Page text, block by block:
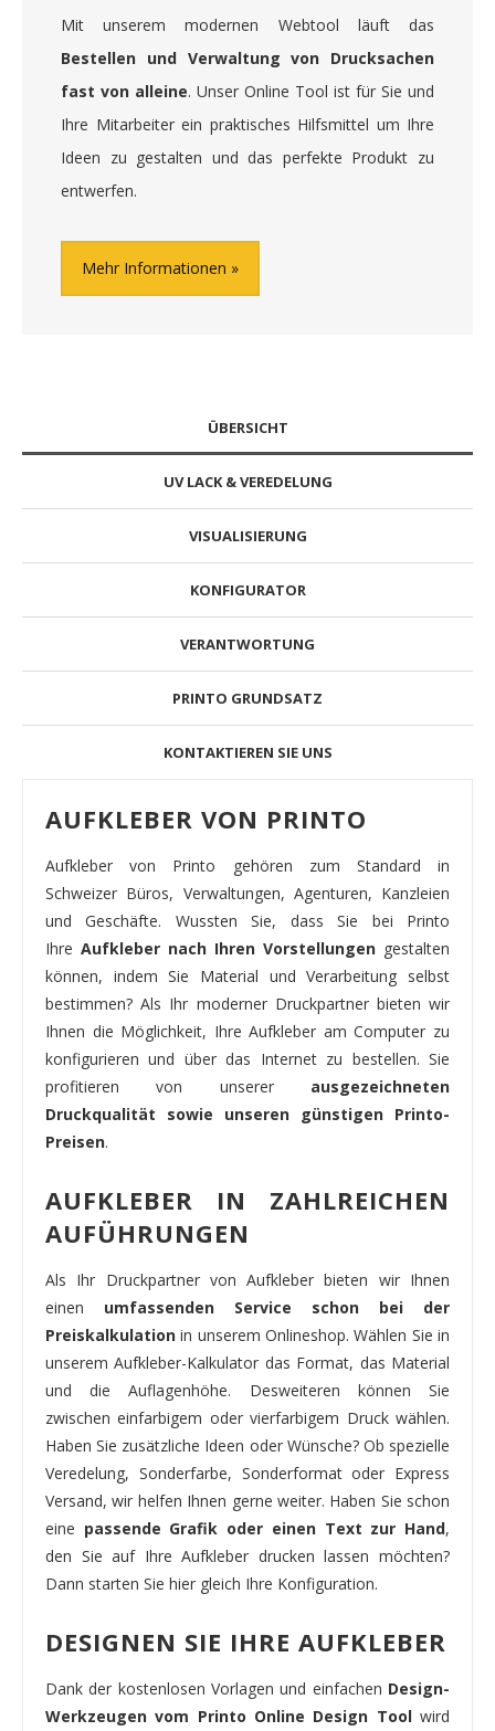
Mit unserem modernen Webtool läuft das
Bestellen und Verwaltung von Drucksachen
fast von alleine. Unser Online Tool ist für Sie und
Ihre Mitarbeiter ein praktisches Hilfsmittel um Ihre
Ideen zu gestalten und das perfekte Produkt zu
entwerfen.
Mehr Informationen
ÜBERSICHT
UV LACK & VEREDELUNG
VISUALISIERUNG
KONFIGURATOR
VERANTWORTUNG
PRINTO GRUNDSATZ
KONTAKTIEREN SIE UNS
AUFKLEBER VON PRINTO
Aufkleber von Printo gehören zum Standard in
Schweizer Büros, Verwaltungen, Agenturen, Kanzleien
und Geschäfte. Wussten Sie, dass Sie bei Printo
Ihre Aufkleber nach Ihren Vorstellungen gestalten
können, indem Sie Material und Verarbeitung selbst
bestimmen? Als Ihr moderner Druckpartner bieten wir
Ihnen die Möglichkeit, Ihre Aufkleber am Computer zu
konfigurieren und über das Internet zu bestellen. Sie
profitieren von unserer ausgezeichneten
Druckqualität sowie unseren günstigen Printo-
Preisen.
AUFKLEBER IN ZAHLREICHEN
AUFÜHRUNGEN
Als Ihr Druckpartner von Aufkleber bieten wir Ihnen
einen umfassenden Service schon bei der
Preiskalkulation in unserem Onlineshop. Wählen Sie in
unserem Aufkleber-Kalkulator das Format, das Material
und die Auflagenhöhe. Desweiteren können Sie
zwischen einfarbigem oder vierfarbigem Druck wählen.
Haben Sie zusätzliche Ideen oder Wünsche? Ob spezielle
Veredelung, Sonderfarbe, Sonderformat oder Express
Versand, wir helfen Ihnen gerne weiter. Haben Sie schon
eine passende Grafik oder einen Text zur Hand,
den Sie auf Ihre Aufkleber drucken lassen möchten?
Dann starten Sie hier gleich Ihre Konfiguration.
DESIGNEN SIE IHRE AUFKLEBER
Dank der kostenlosen Vorlagen und einfachen Design-
Werkzeugen vom Printo Online Design Toolwird